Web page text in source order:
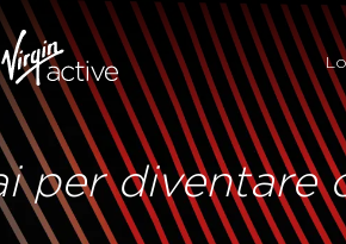
per diventare